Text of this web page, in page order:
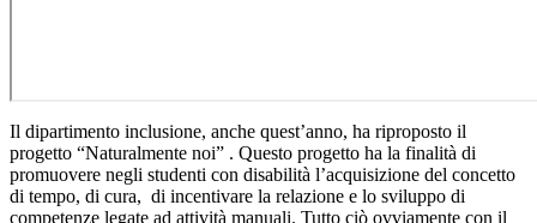
Il dipartimento inclusione, anche quest’anno, ha riproposto il
progetto “Naturalmente noi” . Questo progetto ha la finalità di
promuovere negli studenti con disabilità l’acquisizione del concetto
di tempo, di cura, di incentivare la relazione e lo sviluppo di
competenze legate ad attività manuali. Tutto ciò ovviamente con il